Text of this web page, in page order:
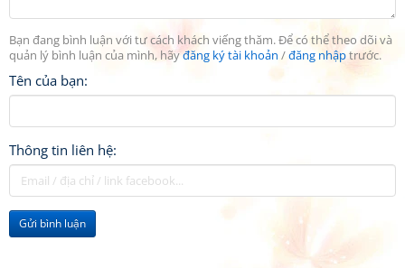
Bạn đang bình luận với tư cách khách viếng thăm. Để có thể theo dõi và
quản lý bình luận của mình, hãyđăng ký tài khoản /đăng nhậptrước.
Tên của bạn:
Thông tin liên hệ:
Gửi bình luận